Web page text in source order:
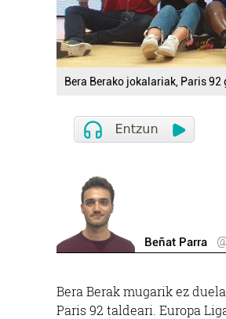
Bera Berako jokalariak, Paris
Beñat Parra
Bera Berak mugarik ez
Paris 92 taldeari. Europa